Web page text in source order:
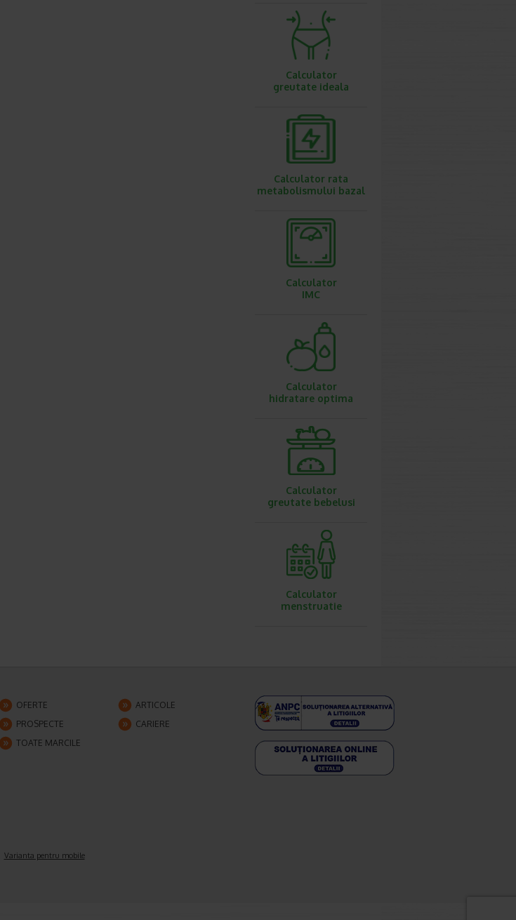
Calculator
greutate ideala
Calculator rata
metabolismului bazal
Calculator
IMC
Calculator
hidratare optima
Calculator
greutate bebelusi
Calculator
menstruatie
OFERTE
ARTICOLE
PROSPECTE
CARIERE
TOATE MARCILE
Varianta pentru mobile